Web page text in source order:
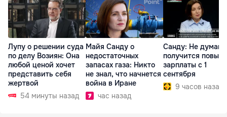
Лупу о решении суда
по делу Возиян: Она
любой ценой хочет
представить себя
жертвой
54 минуты назад
Майя Санду о
недостаточных
запасах газа: Никто
не знал, что начнется
война в Иране
час назад
Санду: Не думаю,
получится
зарплаты с 1
сентября
9 часов назад